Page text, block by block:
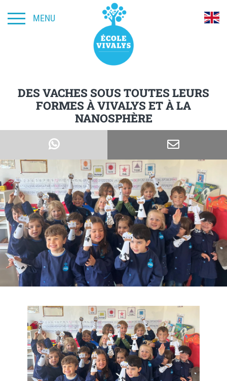
MENU
DES VACHES SOUS TOUTES LEURS
FORMES À VIVALYS ET À LA
NANOSPHÈRE